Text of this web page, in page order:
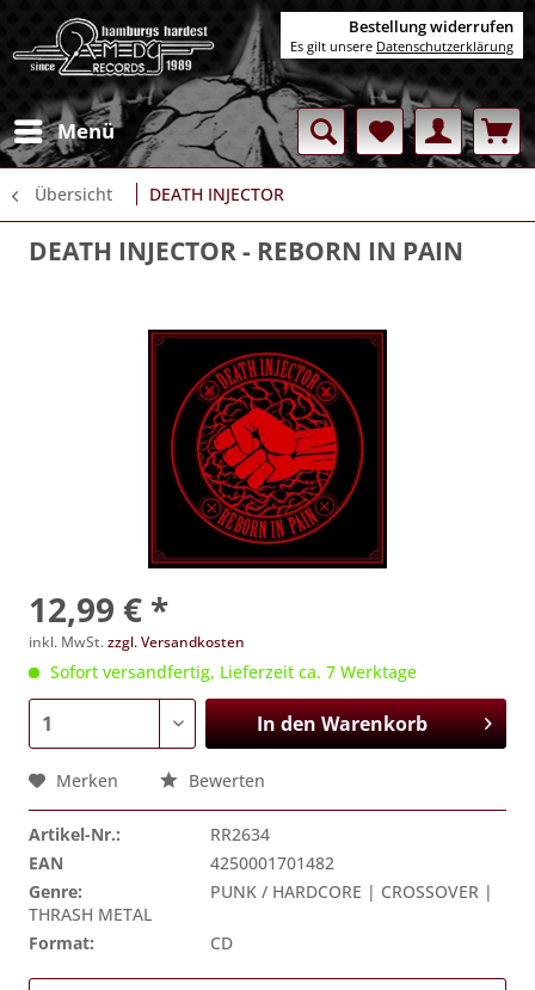
Menü
Übersicht DEATH INJECTOR
DEATH INJECTOR- REBORN IN PAIN
12,99 € *
inkl. MwSt.zzgl. Versandkosten
Sofort versandfertig, Lieferzeit ca. 7 Werktage
In denWarenkorb
Merken Bewerten
Artikel-Nr.:
RR2634
EAN
4250001701482
Genre:
PUNK / HARDCORE | CROSSOVER |
THRASH METAL
Format:
CD
Bestellung widerrufen
Es gilt unsere Datenschutzerklärung